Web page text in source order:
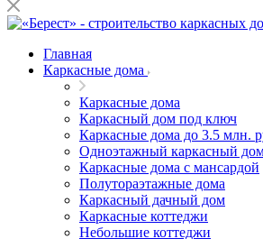
Главная
Каркасные дома
Каркасные дома
Каркасный дом под ключ
Каркасные дома до 3.5 млн.
Одноэтажный каркасный
Каркасные дома с мансардой
Полутораэтажные дома
Каркасный дачный дом
Каркасные коттеджи
Небольшие коттеджи